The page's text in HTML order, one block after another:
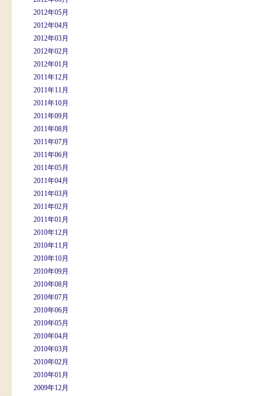
2012年05月
2012年04月
2012年03月
2012年02月
2012年01月
2011年12月
2011年11月
2011年10月
2011年09月
2011年08月
2011年07月
2011年06月
2011年05月
2011年04月
2011年03月
2011年02月
2011年01月
2010年12月
2010年11月
2010年10月
2010年09月
2010年08月
2010年07月
2010年06月
2010年05月
2010年04月
2010年03月
2010年02月
2010年01月
2009年12月